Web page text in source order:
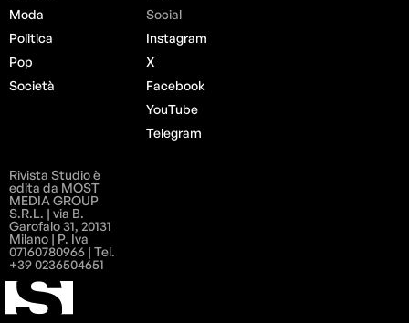
Moda
Politica
Pop
Società
Social
Instagram
X
Facebook
YouTube
Telegram
Rivista Studio è
edita da MOST
MEDIA GROUP
S.R.L. | via B.
Garofalo 31, 20131
Milano | P. Iva
07160780966 | Tel.
+39 0236504651